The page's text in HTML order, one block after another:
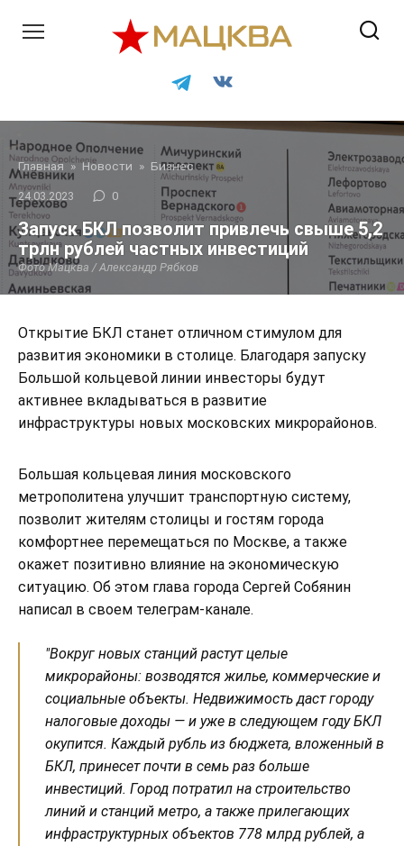
Главная » Новости » Бизнес
24.03.2023 0
Запуск БКЛ позволит привлечь свыше 5,2
трлн рублей частных инвестиций
Фото Мацква / Александр Рябков
Открытие БКЛ станет отличном стимулом для
развития экономики в столице. Благодаря запуску
Большой кольцевой линии инвесторы будут
активнее вкладываться в развитие
инфраструктуры новых московских микрорайонов.
Большая кольцевая линия московского
метрополитена улучшит транспортную систему,
позволит жителям столицы и гостям города
комфортнее перемещаться по Москве, а также
окажет позитивно влияние на экономическую
ситуацию. Об этом глава города Сергей Собянин
написал в своем телеграм-канале.
"Вокруг новых станций растут целые
микрорайоны: возводятся жилье, коммерческие и
социальные объекты. Недвижимость даст городу
налоговые доходы — и уже в следующем году БКЛ
окупится. Каждый рубль из бюджета, вложенный в
БКЛ, принесет почти в семь раз больше
инвестиций. Город потратил на строительство
линий и станций метро, а также прилегающих
инфраструктурных объектов 778 млрд рублей, а